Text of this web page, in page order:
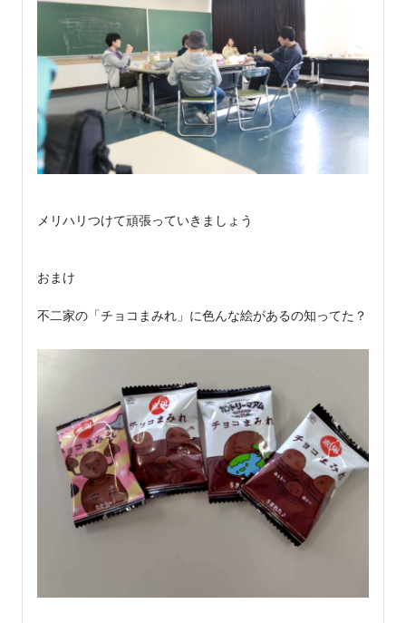
メリハリつけて頑張っていきましょう
おまけ
不二家の「チョコまみれ」に色んな絵があるの知ってた？